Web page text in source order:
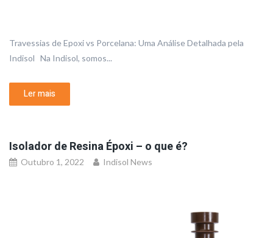
Travessias de Epoxi vs Porcelana: Uma Análise Detalhada pela
Indisol Na Indisol, somos...
Ler mais
Isolador de Resina Époxi – o que é?
Outubro 1, 2022 Indisol News